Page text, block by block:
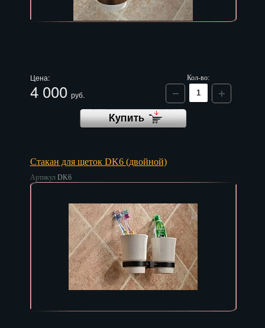
Мурманск
Нальчик
Нарьян-Мар
Новосибирск
Новочеркасск
Норильск
Омск
Цена:
4 000 руб.
Кол-во:
Стакан для щеток DK6 (двойной)
Артикул DK6